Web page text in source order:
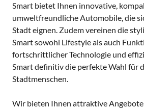
Smart bietet Ihnen innovative,
umweltfreundliche Automobile, die
Stadt eignen. Zudem vereinen die
Smart sowohl Lifestyle als auch
fortschrittlicher Technologie und
Smart definitiv die perfekte Wahl für
Stadtmenschen.
Wir bieten Ihnen attraktive